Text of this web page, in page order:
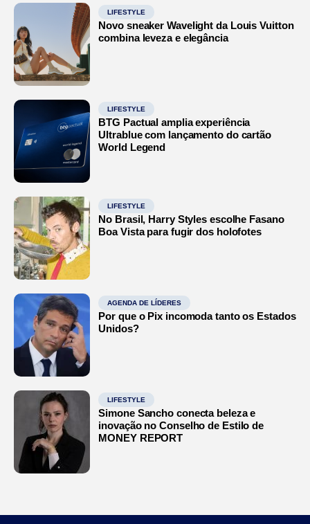
LIFESTYLE
Novo sneaker Wavelight da Louis Vuitton
combina leveza e elegância
LIFESTYLE
BTG Pactual amplia experiência
Ultrablue com lançamento do cartão
World Legend
LIFESTYLE
No Brasil, Harry Styles escolhe Fasano
Boa Vista para fugir dos holofotes
AGENDA DE LÍDERES
Por que o Pix incomoda tanto os Estados
Unidos?
LIFESTYLE
Simone Sancho conecta beleza e
inovação no Conselho de Estilo de
MONEY REPORT